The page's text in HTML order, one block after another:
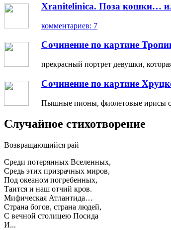
Xranitelinica. Поза кошки…
комментариев: 7
Сочинение по картине
прекрасный портрет девушки,
Сочинение по картине
Пышные пионы, фиолетовые ирисы
Случайное стихотворение
Возвращающийся рай
Среди потерянных Вселенных,
Средь этих призрачных миров,
Под океаном погребенных,
Таится и наш отчий кров.
Мифическая Атлантида…
Страна богов, страна людей,
С вечной столицею Посида
И...